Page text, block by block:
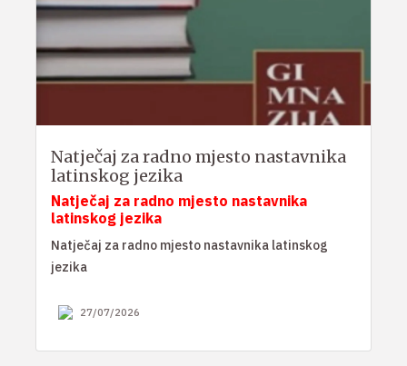
Natječaj za radno mjesto nastavnika
latinskog jezika
Natječaj za radno mjesto nastavnika
latinskog jezika
Natječaj za radno mjesto nastavnika latinskog
jezika
27/07/2026